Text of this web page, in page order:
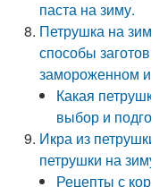
паста на зиму.
Петрушка на
способы
замороженном
Какая
выбор и
Икра из
петрушки на
Рецепты с